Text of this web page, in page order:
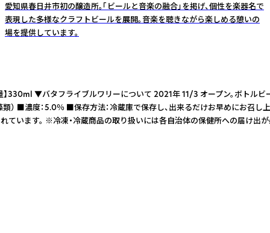
愛知県春日井市初の醸造所。「ビールと音楽の融合」を掲げ、個性を楽器名で
表現した多様なクラフトビールを展開。音楽を聴きながら楽しめる憩いの
場を提供しています。
▼バタフライブルワリーについて 2021年 11/3 オープン。ボ
■濃度：5.0％ ■保存方法：冷蔵庫で保存し、出来るだけお早め
います。 ※冷凍・冷蔵商品の取り扱いには各自治体の保健所への届け出